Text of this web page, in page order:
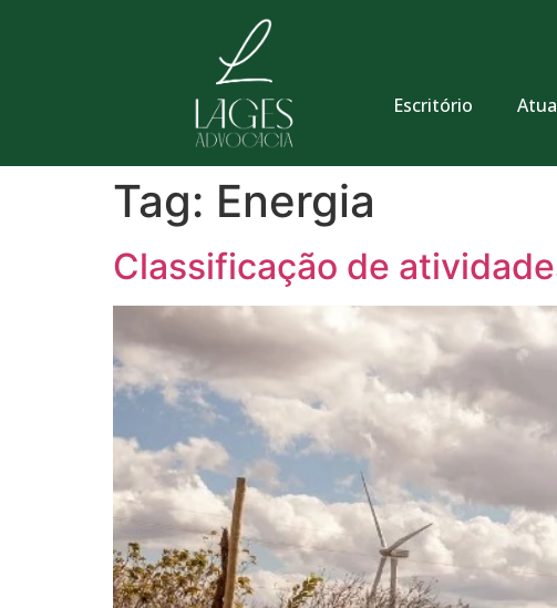
Escritório
Tag: Energia
Classificação de